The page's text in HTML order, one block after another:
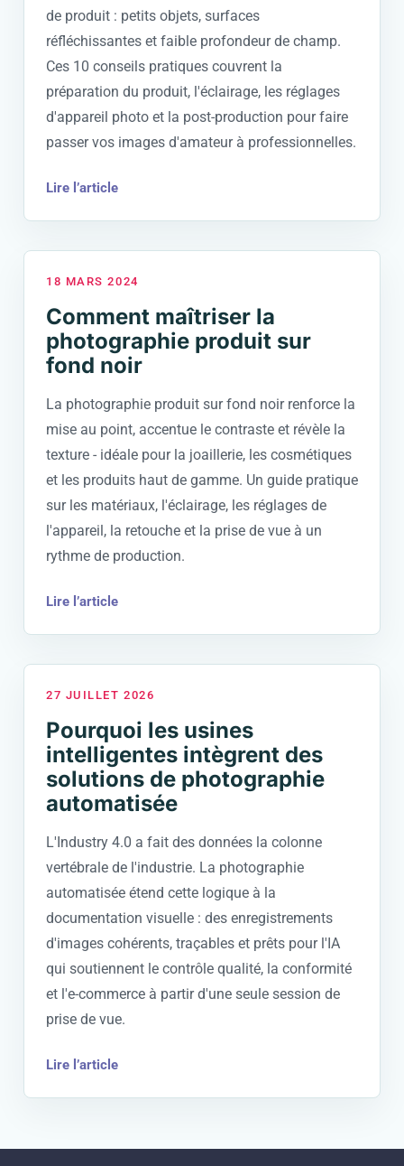
de produit : petits objets, surfaces
réfléchissantes et faible profondeur de champ.
Ces 10 conseils pratiques couvrent la
préparation du produit, l'éclairage, les réglages
d'appareil photo et la post-production pour faire
passer vos images d'amateur à professionnelles.
Lire l’article
18 MARS 2024
Comment maîtriser la
photographie produit sur
fond noir
La photographie produit sur fond noir renforce la
mise au point, accentue le contraste et révèle la
texture - idéale pour la joaillerie, les cosmétiques
et les produits haut de gamme. Un guide pratique
sur les matériaux, l'éclairage, les réglages de
l'appareil, la retouche et la prise de vue à un
rythme de production.
Lire l’article
27 JUILLET 2026
Pourquoi les usines
intelligentes intègrent des
solutions de photographie
automatisée
L'Industry 4.0 a fait des données la colonne
vertébrale de l'industrie. La photographie
automatisée étend cette logique à la
documentation visuelle : des enregistrements
d'images cohérents, traçables et prêts pour l'IA
qui soutiennent le contrôle qualité, la conformité
et l'e-commerce à partir d'une seule session de
prise de vue.
Lire l’article